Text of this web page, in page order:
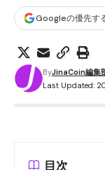
Googleの優先す
Last Updated:
ByJinaCoin編集
目次